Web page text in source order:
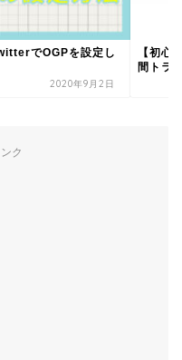
でOGPを設定し
2020年9月2日
【初心
間トラ
ク